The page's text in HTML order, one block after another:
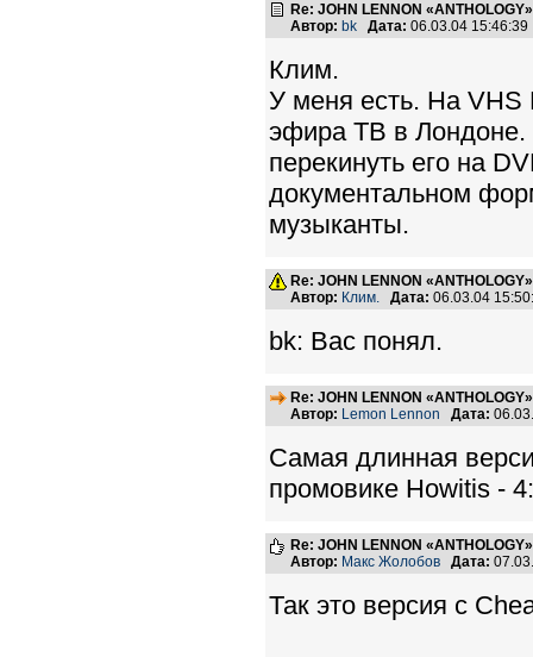
Re: JOHN LENNON
Автор: bk Дата: 06.03.04
Клим.
У меня есть. На VHS
эфира ТВ в Лондоне.
перекинуть его на
документальном
музыканты.
Re: JOHN LENNON
Автор: Клим. Дата: 06.03.04
bk: Вас понял.
Re: JOHN LENNON
Автор: Lemon Lennon Дата:
Самая длинная
промовике Howitis -
Re: JOHN LENNON
Автор: Макс Жолобов Дата:
Так это версия с